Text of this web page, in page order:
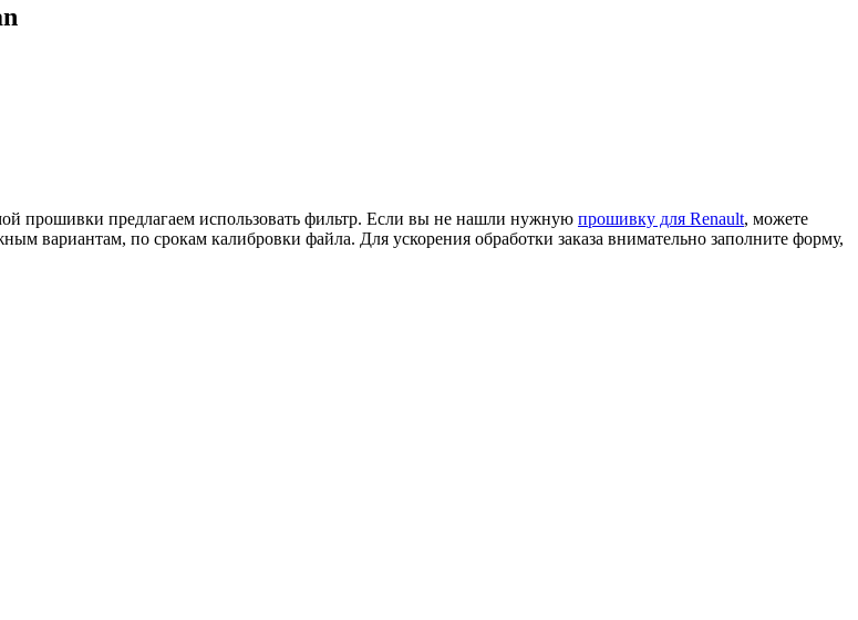
прошивки предлагаем использовать фильтр. Если вы не нашли нужную прошивку для Renault, можете
вариантам, по срокам калибровки файла. Для ускорения обработки заказа внимательно заполните форму,